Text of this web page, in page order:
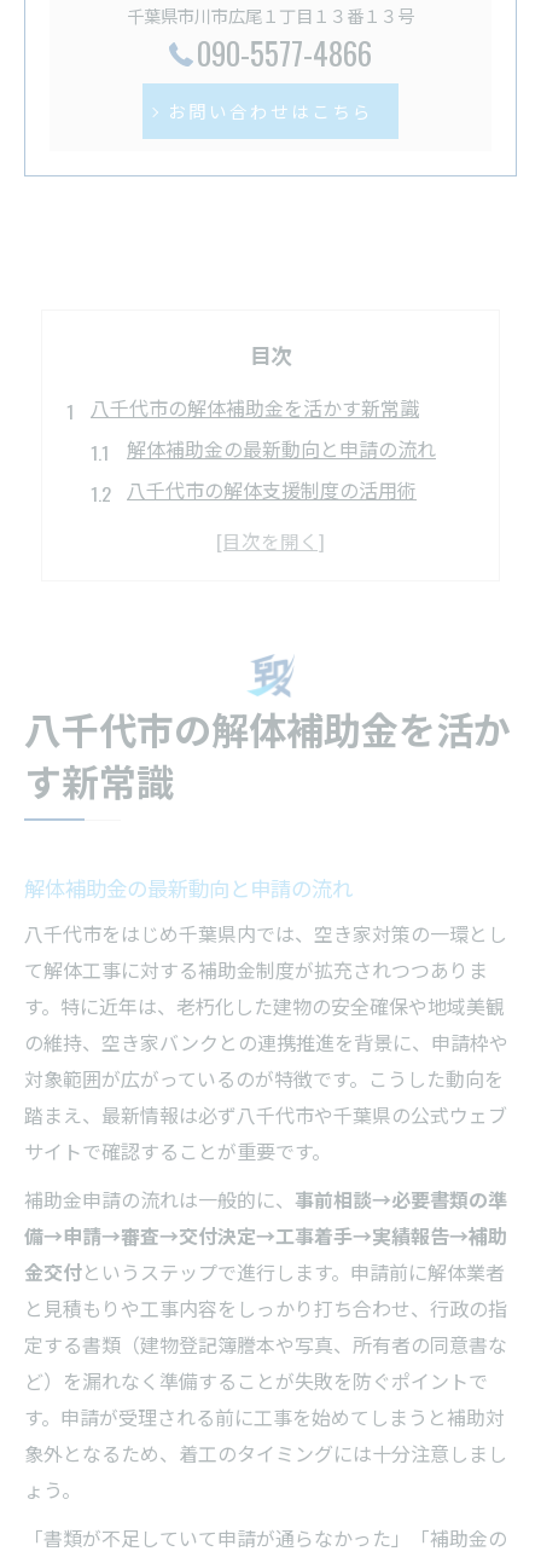
千葉県市川市広尾１丁目１３番１３号
090-5577-4866
お問い合わせはこちら
目次
八千代市の解体補助金を活かす新常識
解体補助金の最新動向と申請の流れ
八千代市の解体支援制度の活用術
解体費用を抑える補助金の選び方
空き家対策に役立つ解体の基礎知識
解体の基本手順と安全対策の重要性
八千代市で解体が必要な空き家の特徴
ライブラリを使った解体情報の調べ方
申請手続きがスムーズな解体の進め方
解体申請書類の準備と注意事項を解説
八千代市の解体手続きサポート活用法
解体ライブラリで申請情報を探す手順
千葉県の解体工事業登録の確認方法
解体業者との打ち合わせで役立つ知識
補助金対象となる解体の条件を探る
八千代市補助金が適用される解体条件
解体費用が補助対象となる基準を理解
特定建設作業における解体条件の詳細
千葉県建設リサイクル法対応の重要点
八千代市の空き家バンクとの関係性
八千代市で安心して解体を進める秘訣
信頼できる解体業者の見極め方と基準
八千代市の解体補助金を活か
す新常識
解体補助金の最新動向と申請の流れ
八千代市をはじめ千葉県内では、空き家対策の一環とし
て解体工事に対する補助金制度が拡充されつつありま
す。特に近年は、老朽化した建物の安全確保や地域美観
の維持、空き家バンクとの連携推進を背景に、申請枠や
対象範囲が広がっているのが特徴です。こうした動向を
踏まえ、最新情報は必ず八千代市や千葉県の公式ウェブ
サイトで確認することが重要です。
補助金申請の流れは一般的に、 事前相談→必要書類の準
備→申請→審査→交付決定→工事着手→実績報告→補助
金交付というステップで進行します。申請前に解体業者
と見積もりや工事内容をしっかり打ち合わせ、行政の指
定する書類（建物登記簿謄本や写真、所有者の同意書な
ど）を漏れなく準備することが失敗を防ぐポイントで
す。申請が受理される前に工事を始めてしまうと補助対
象外となるため、着工のタイミングには十分注意しまし
ょう。
「書類が不足していて申請が通らなかった」「補助金の